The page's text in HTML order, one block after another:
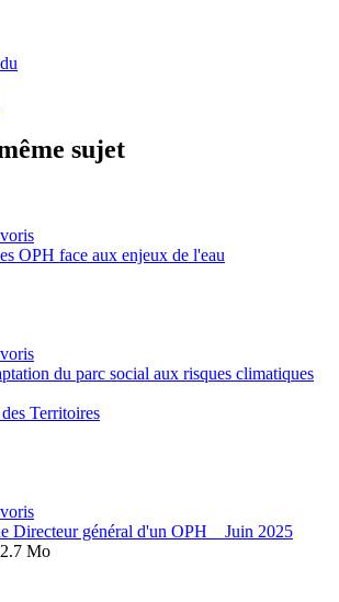
sujet
OPH face aux enjeux de l'eau
du parc social aux risques climatiques
Territoires
Directeur général d'un OPH _ Juin 2025
Mo